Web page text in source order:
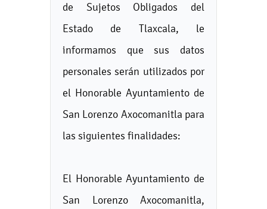
de Sujetos Obligados del
Estado de Tlaxcala, le
informamos que sus datos
personales serán utilizados por
el Honorable Ayuntamiento de
San Lorenzo Axocomanitla para
las siguientes finalidades:
El Honorable Ayuntamiento de
San Lorenzo Axocomanitla,